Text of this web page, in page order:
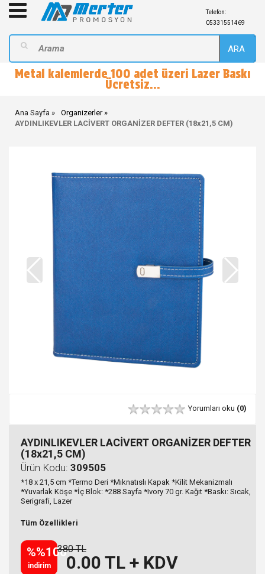
Telefon:
05331551469
ARA
Metal kalemlerde 100 adet üzeri Lazer Baskı
Ücretsiz...
Ana Sayfa
Organizerler
AYDINLIKEVLER LACİVERT ORGANİZER DEFTER (18x21,5 CM)
Yorumları oku (0)
AYDINLIKEVLER LACİVERT ORGANİZER DEFTER
(18x21,5 CM)
Ürün Kodu: 309505
*18 x 21,5 cm *Termo Deri *Mıknatıslı Kapak *Kilit Mekanizmalı
*Yuvarlak Köşe *İç Blok: *288 Sayfa *Ivory 70 gr. Kağıt *Baskı: Sıcak,
Serigrafi, Lazer
Tüm Özellikleri
%%100
indirim
380 TL
0.00 TL + KDV